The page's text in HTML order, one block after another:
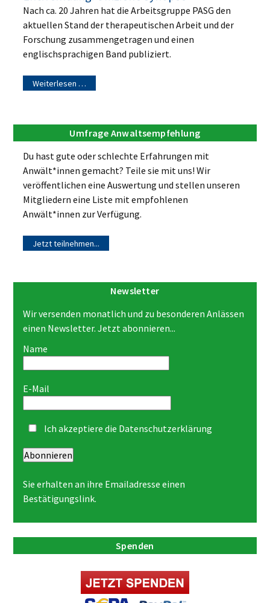
Nach ca. 20 Jahren hat die Arbeitsgruppe PASG den
aktuellen Stand der therapeutischen Arbeit und der
Forschung zusammengetragen und einen
englischsprachigen Band publiziert.
Weiterlesen …
Umfrage Anwaltsempfehlung
Du hast gute oder schlechte Erfahrungen mit
Anwält*innen gemacht? Teile sie mit uns! Wir
veröffentlichen eine Auswertung und stellen unseren
Mitgliedern eine Liste mit empfohlenen
Anwält*innen zur Verfügung.
Jetzt teilnehmen...
Newsletter
Wir versenden monatlich und zu besonderen Anlässen
einen Newsletter. Jetzt abonnieren...
Name
E-Mail
Ich akzeptiere die Datenschutzerklärung
Abonnieren
Sie erhalten an ihre Emailadresse einen
Bestätigungslink.
Spenden